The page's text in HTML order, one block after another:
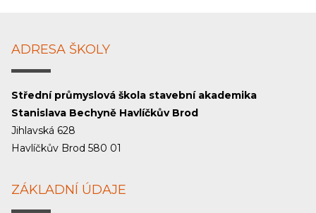
ADRESA ŠKOLY
Střední průmyslová škola stavební akademika
Stanislava Bechyně Havlíčkův Brod
Jihlavská 628
Havlíčkův Brod 580 01
ZÁKLADNÍ ÚDAJE